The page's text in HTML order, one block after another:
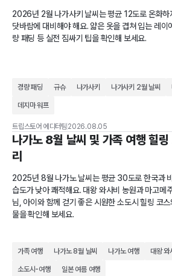
2026년 2월 나가사키 날씨는 평균 12도로 온화하
닷바람에 대비해야 해요. 얇은 옷을 겹쳐 입는 레이
량 패딩 등 실전 짐싸기 팁을 확인해 보세요.
경량 패딩 규슈 나가사키 나가사키 2월 날씨
데지마 워프
트립스토어 에디터팀 2026.08.05
나가노 8월 날씨 및 가족 여행 힐
리
2025년 8월 나가노 날씨는 평균 30도로 한국과
습도가 낮아 쾌적해요. 대왕 와사비 농원과 마고메
님, 아이와 함께 걷기 좋은 시원한 소도시 힐링 코
물을 확인해 보세요.
가족 여행 나가노 8월 날씨 나가노 여행 대왕 와
소도시-여행 일본 여름 여행